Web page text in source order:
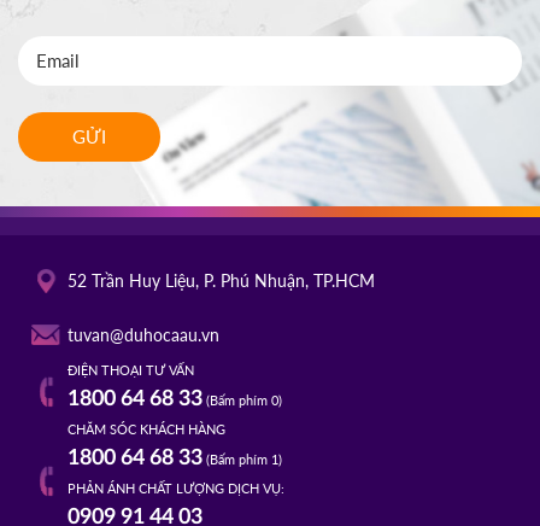
GỬI
52 Trần Huy Liệu, P. Phú Nhuận, TP.HCM
tuvan@duhocaau.vn
ĐIỆN THOẠI TƯ VẤN
1800 64 68 33(Bấm phím 0)
CHĂM SÓC KHÁCH HÀNG
1800 64 68 33(Bấm phím 1)
PHẢN ÁNH CHẤT LƯỢNG DỊCH VỤ:
0909 91 44 03